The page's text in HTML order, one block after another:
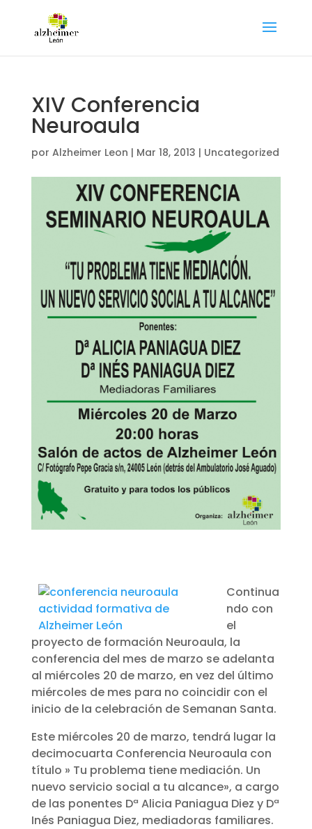
XIV Conferencia
Neuroaula
por Alzheimer Leon | Mar 18, 2013 | Uncategorized
Continua
ndo con
el
proyecto de formación Neuroaula, la
conferencia del mes de marzo se adelanta
al miércoles 20 de marzo, en vez del último
miércoles de mes para no coincidir con el
inicio de la celebración de Semanan Santa.
Este miércoles 20 de marzo, tendrá lugar la
decimocuarta Conferencia Neuroaula con
título » Tu problema tiene mediación. Un
nuevo servicio social a tu alcance», a cargo
de las ponentes Dª Alicia Paniagua Diez y Dª
Inés Paniagua Diez, mediadoras familiares.